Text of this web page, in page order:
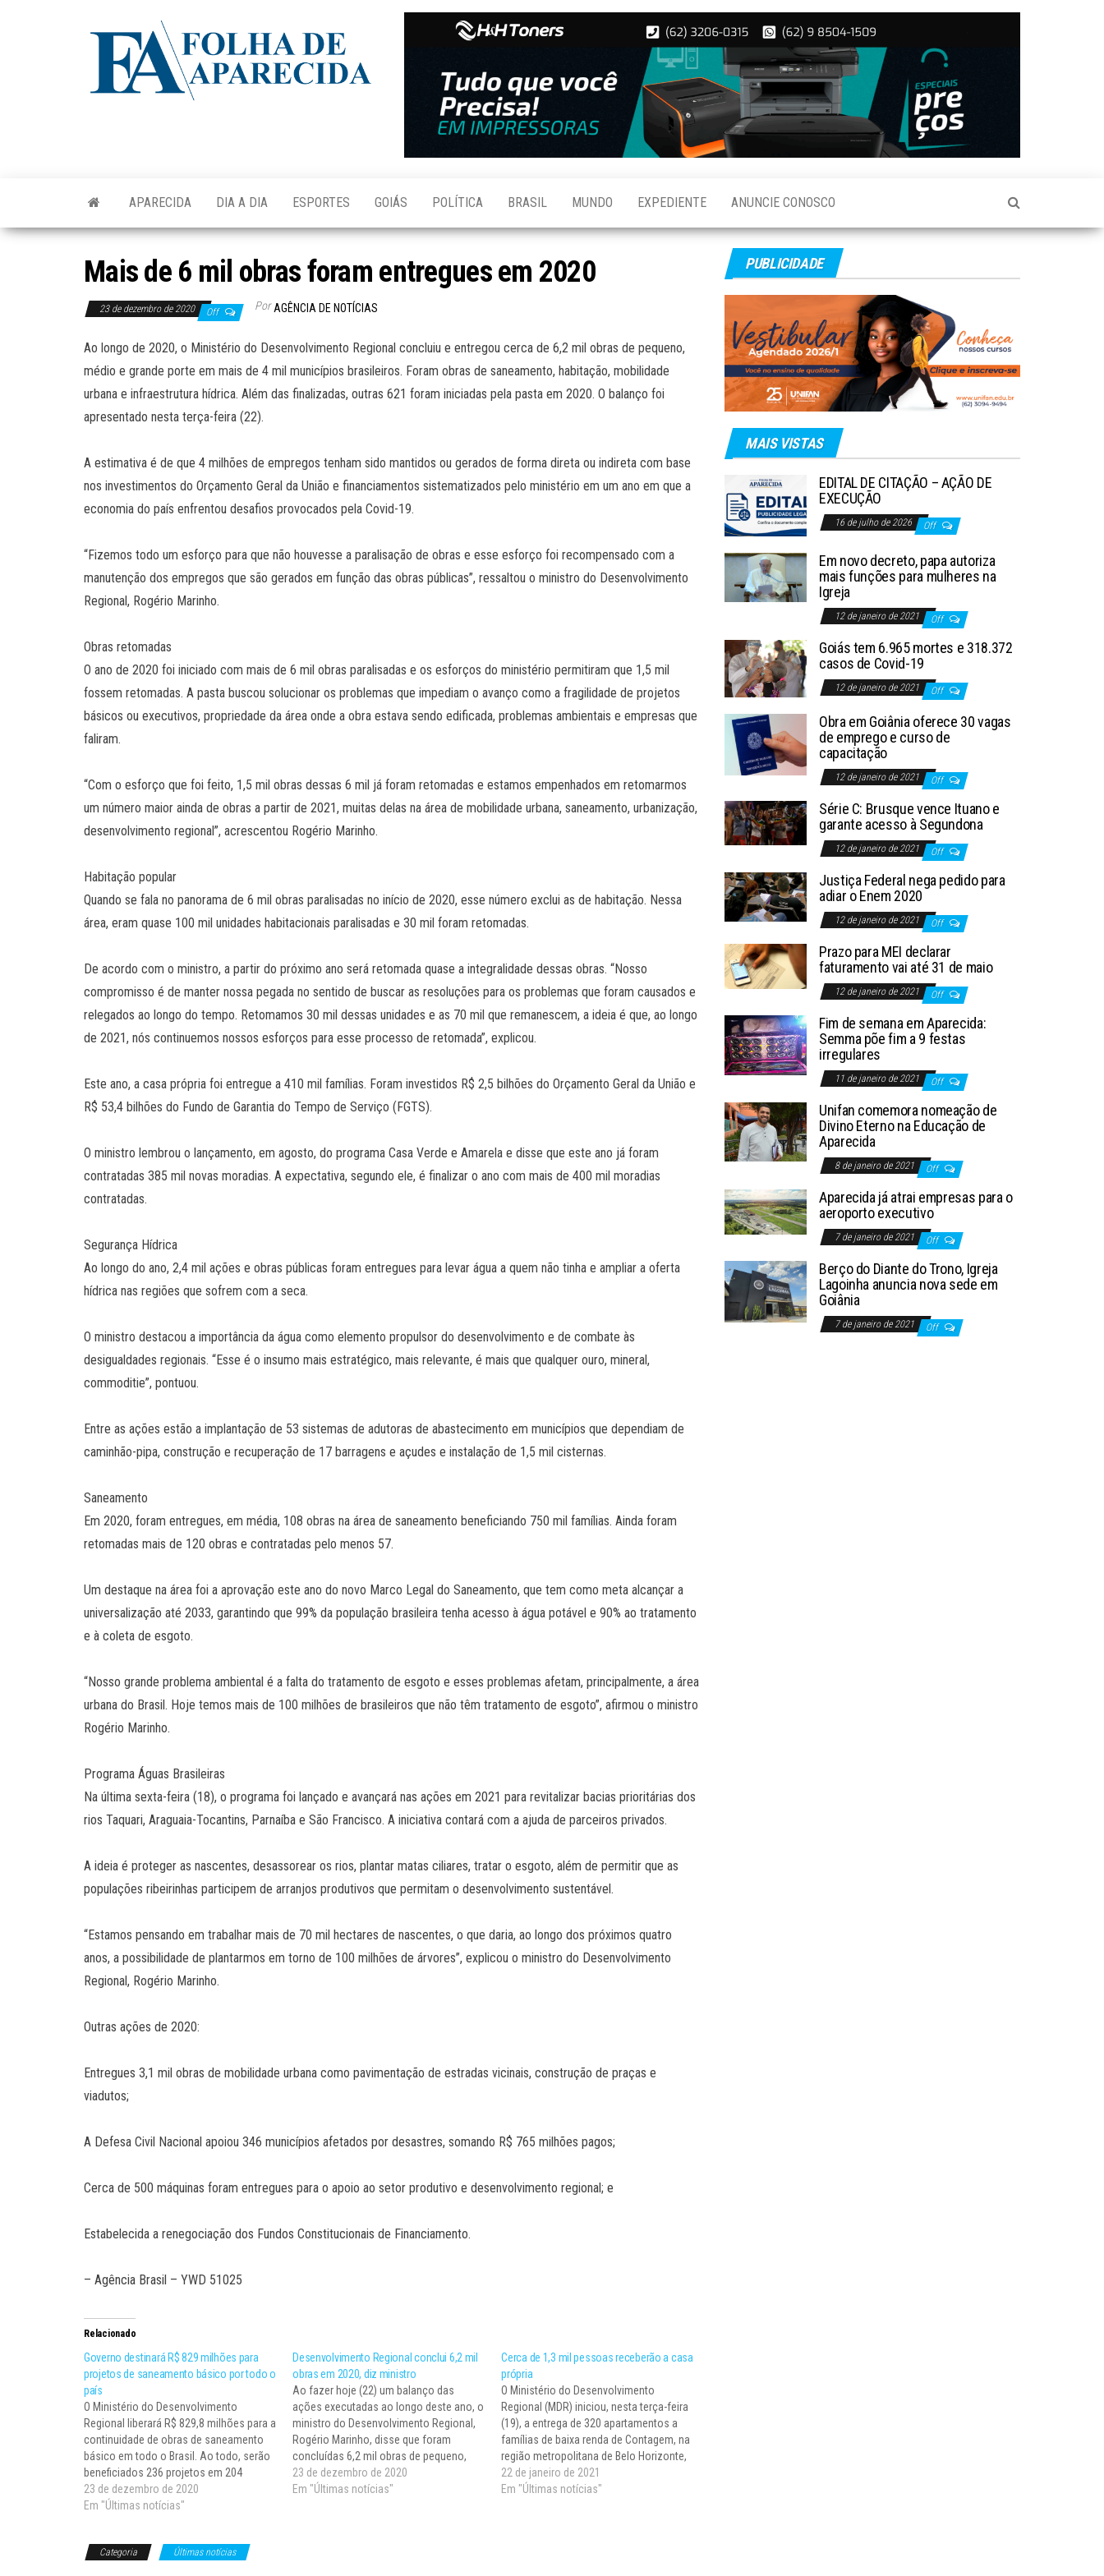
Aparecida
APARECIDA DIA A DIA ESPORTES GOIÁS POLÍTICA BRASIL MUNDO EXPEDIENTE ANUNCIE CONOSCO
Mais de 6 mil obras foram entregues em 2020
23 de dezembro de 2020 Off Por AGÊNCIA DE NOTÍCIAS
Ao longo de 2020, o Ministério do Desenvolvimento Regional concluiu e entregou cerca de 6,2 mil obras de pequeno,
médio e grande porte em mais de 4 mil municípios brasileiros. Foram obras de saneamento, habitação, mobilidade
urbana e infraestrutura hídrica. Além das finalizadas, outras 621 foram iniciadas pela pasta em 2020. O balanço foi
apresentado nesta terça-feira (22).
A estimativa é de que 4 milhões de empregos tenham sido mantidos ou gerados de forma direta ou indireta com base
nos investimentos do Orçamento Geral da União e financiamentos sistematizados pelo ministério em um ano em que a
economia do país enfrentou desafios provocados pela Covid-19.
“Fizemos todo um esforço para que não houvesse a paralisação de obras e esse esforço foi recompensado com a
manutenção dos empregos que são gerados em função das obras públicas”, ressaltou o ministro do Desenvolvimento
Regional, Rogério Marinho.
Obras retomadas
O ano de 2020 foi iniciado com mais de 6 mil obras paralisadas e os esforços do ministério permitiram que 1,5 mil
fossem retomadas. A pasta buscou solucionar os problemas que impediam o avanço como a fragilidade de projetos
básicos ou executivos, propriedade da área onde a obra estava sendo edificada, problemas ambientais e empresas que
faliram.
“Com o esforço que foi feito, 1,5 mil obras dessas 6 mil já foram retomadas e estamos empenhados em retomarmos
um número maior ainda de obras a partir de 2021, muitas delas na área de mobilidade urbana, saneamento, urbanização,
desenvolvimento regional”, acrescentou Rogério Marinho.
Habitação popular
Quando se fala no panorama de 6 mil obras paralisadas no início de 2020, esse número exclui as de habitação. Nessa
área, eram quase 100 mil unidades habitacionais paralisadas e 30 mil foram retomadas.
De acordo com o ministro, a partir do próximo ano será retomada quase a integralidade dessas obras. “Nosso
compromisso é de manter nossa pegada no sentido de buscar as resoluções para os problemas que foram causados e
relegados ao longo do tempo. Retomamos 30 mil dessas unidades e as 70 mil que remanescem, a ideia é que, ao longo
de 2021, nós continuemos nossos esforços para esse processo de retomada”, explicou.
Este ano, a casa própria foi entregue a 410 mil famílias. Foram investidos R$ 2,5 bilhões do Orçamento Geral da União e
R$ 53,4 bilhões do Fundo de Garantia do Tempo de Serviço (FGTS).
O ministro lembrou o lançamento, em agosto, do programa Casa Verde e Amarela e disse que este ano já foram
contratadas 385 mil novas moradias. A expectativa, segundo ele, é finalizar o ano com mais de 400 mil moradias
contratadas.
Segurança Hídrica
Ao longo do ano, 2,4 mil ações e obras públicas foram entregues para levar água a quem não tinha e ampliar a oferta
hídrica nas regiões que sofrem com a seca.
O ministro destacou a importância da água como elemento propulsor do desenvolvimento e de combate às
desigualdades regionais. “Esse é o insumo mais estratégico, mais relevante, é mais que qualquer ouro, mineral,
commoditie”, pontuou.
Entre as ações estão a implantação de 53 sistemas de adutoras de abastecimento em municípios que dependiam de
caminhão-pipa, construção e recuperação de 17 barragens e açudes e instalação de 1,5 mil cisternas.
Saneamento
Em 2020, foram entregues, em média, 108 obras na área de saneamento beneficiando 750 mil famílias. Ainda foram
retomadas mais de 120 obras e contratadas pelo menos 57.
Um destaque na área foi a aprovação este ano do novo Marco Legal do Saneamento, que tem como meta alcançar a
universalização até 2033, garantindo que 99% da população brasileira tenha acesso à água potável e 90% ao tratamento
e à coleta de esgoto.
“Nosso grande problema ambiental é a falta do tratamento de esgoto e esses problemas afetam, principalmente, a área
urbana do Brasil. Hoje temos mais de 100 milhões de brasileiros que não têm tratamento de esgoto”, afirmou o ministro
Rogério Marinho.
Programa Águas Brasileiras
Na última sexta-feira (18), o programa foi lançado e avançará nas ações em 2021 para revitalizar bacias prioritárias dos
rios Taquari, Araguaia-Tocantins, Parnaíba e São Francisco. A iniciativa contará com a ajuda de parceiros privados.
A ideia é proteger as nascentes, desassorear os rios, plantar matas ciliares, tratar o esgoto, além de permitir que as
populações ribeirinhas participem de arranjos produtivos que permitam o desenvolvimento sustentável.
“Estamos pensando em trabalhar mais de 70 mil hectares de nascentes, o que daria, ao longo dos próximos quatro
anos, a possibilidade de plantarmos em torno de 100 milhões de árvores”, explicou o ministro do Desenvolvimento
Regional, Rogério Marinho.
Outras ações de 2020:
Entregues 3,1 mil obras de mobilidade urbana como pavimentação de estradas vicinais, construção de praças e
viadutos;
A Defesa Civil Nacional apoiou 346 municípios afetados por desastres, somando R$ 765 milhões pagos;
Cerca de 500 máquinas foram entregues para o apoio ao setor produtivo e desenvolvimento regional; e
Estabelecida a renegociação dos Fundos Constitucionais de Financiamento.
– Agência Brasil – YWD 51025
Relacionado
Governo destinará R$ 829 milhões para
projetos de saneamento básico por todo o
país
O Ministério do Desenvolvimento
Regional liberará R$ 829,8 milhões para a
continuidade de obras de saneamento
básico em todo o Brasil. Ao todo, serão
beneficiados 236 projetos em 204
municípios do Acre, Amapá, Bahia,
Ceará, Espírito Santo, Goiás, Maranhão,
23 de dezembro de 2020
Em "Últimas notícias"
Desenvolvimento Regional conclui 6,2 mil
obras em 2020, diz ministro
Ao fazer hoje (22) um balanço das
ações executadas ao longo deste ano, o
ministro do Desenvolvimento Regional,
Rogério Marinho, disse que foram
concluídas 6,2 mil obras de pequeno,
médio e grande portes nas áreas de
habitação, saneamento, mobilidade,
23 de dezembro de 2020
Em "Últimas notícias"
Cerca de 1,3 mil pessoas receberão a casa
própria
O Ministério do Desenvolvimento
Regional (MDR) iniciou, nesta terça-feira
(19), a entrega de 320 apartamentos a
famílias de baixa renda de Contagem, na
região metropolitana de Belo Horizonte,
em Minas Gerais. No total, cerca de 1,3
mil pessoas serão beneficiadas com a
22 de janeiro de 2021
Em "Últimas notícias"
Categoria Últimas notícias
PUBLICIDADE
MAIS VISTAS
EDITAL DE CITAÇÃO – AÇÃO DE
EXECUÇÃO
16 de julho de 2026 Off
Em novo decreto, papa autoriza
mais funções para mulheres na
Igreja
12 de janeiro de 2021 Off
Goiás tem 6.965 mortes e 318.372
casos de Covid-19
12 de janeiro de 2021 Off
Obra em Goiânia oferece 30 vagas
de emprego e curso de
capacitação
12 de janeiro de 2021 Off
Série C: Brusque vence Ituano e
garante acesso à Segundona
12 de janeiro de 2021 Off
Justiça Federal nega pedido para
adiar o Enem 2020
12 de janeiro de 2021 Off
Prazo para MEI declarar
faturamento vai até 31 de maio
12 de janeiro de 2021 Off
Fim de semana em Aparecida:
Semma põe fim a 9 festas
irregulares
11 de janeiro de 2021 Off
Unifan comemora nomeação de
Divino Eterno na Educação de
Aparecida
8 de janeiro de 2021 Off
Aparecida já atrai empresas para o
aeroporto executivo
7 de janeiro de 2021 Off
Berço do Diante do Trono, Igreja
Lagoinha anuncia nova sede em
Goiânia
7 de janeiro de 2021 Off